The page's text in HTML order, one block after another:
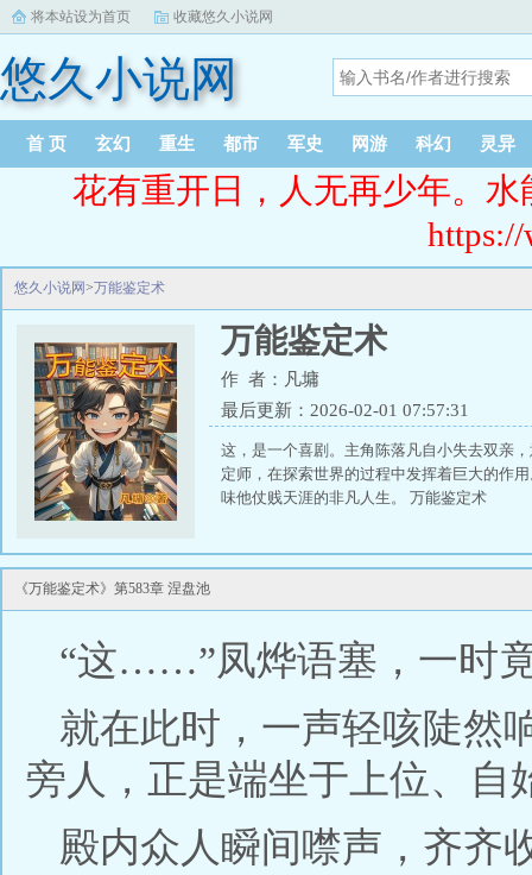
将本站设为首页 收藏悠久小说网
悠久小说网
首 页 玄幻 重生 都市 军史 网游 科幻 灵异
花有重开日，人无再少年。
悠久小说网>万能鉴定术
万能鉴定术
作 者：凡墉
最后更新：2026-02-01 07:57:31
这，是一个喜剧。主角陈落凡自小失去双亲
定师，在探索世界的过程中发挥着巨大的作
味他仗贱天涯的非凡人生。 万能鉴定术
《万能鉴定术》第583章 涅盘池
“这……”凤烨语塞，一时
就在此时，一声轻咳陡然
旁人，正是端坐于上位、自
殿内众人瞬间噤声，齐齐